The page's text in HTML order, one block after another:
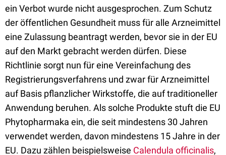
ein Verbot wurde nicht ausgesprochen. Zum Schutz
der öffentlichen Gesundheit muss für alle Arzneimittel
eine Zulassung beantragt werden, bevor sie in der EU
auf den Markt gebracht werden dürfen. Diese
Richtlinie sorgt nun für eine Vereinfachung des
Registrierungsverfahrens und zwar für Arzneimittel
auf Basis pflanzlicher Wirkstoffe, die auf traditioneller
Anwendung beruhen. Als solche Produkte stuft die EU
Phytopharmaka ein, die seit mindestens 30 Jahren
verwendet werden, davon mindestens 15 Jahre in der
EU. Dazu zählen beispielsweise Calendula officinalis,